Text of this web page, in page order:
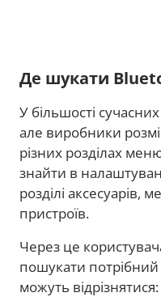
Де шукати
У більшості
але виробники
різних розділах
знайти в
розділі аксесуарів,
пристроїв.
Через це
пошукати
можуть